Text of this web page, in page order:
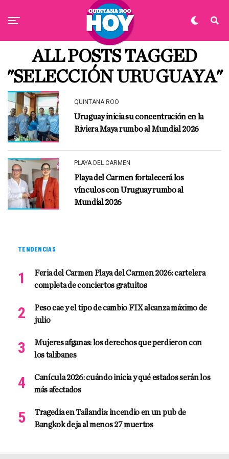
ALL POSTS TAGGED
"SELECCIÓN URUGUAYA"
QUINTANA ROO
Uruguay inicia su concentración en la
Riviera Maya rumbo al Mundial 2026
PLAYA DEL CARMEN
Playa del Carmen fortalecerá los
vínculos con Uruguay rumbo al
Mundial 2026
TENDENCIAS
Feria del Carmen Playa del Carmen 2026: cartelera
completa de conciertos gratuitos
Peso cae y el tipo de cambio FIX alcanza máximo de
julio
Mujeres afganas: los derechos que perdieron con
los talibanes
Canícula 2026: cuándo inicia y qué estados serán los
más afectados
Tragedia en Tailandia: incendio en un pub de
Bangkok deja al menos 27 muertos